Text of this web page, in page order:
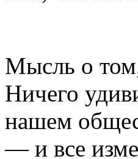
Мысль о
Ничего
нашем
— и все